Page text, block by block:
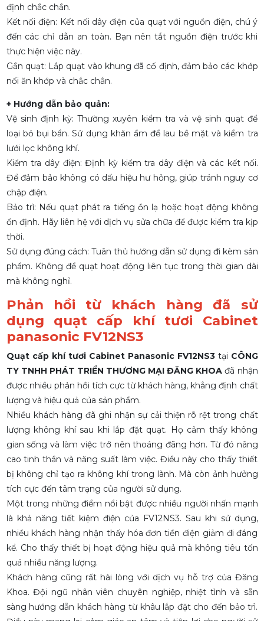
định chắc chắn.
Kết nối điện: Kết nối dây điện của quạt với nguồn điện, chú ý
đến các chỉ dẫn an toàn. Bạn nên tắt nguồn điện trước khi
thực hiện việc này.
Gắn quạt: Lắp quạt vào khung đã cố định, đảm bảo các khớp
nối ăn khớp và chắc chắn.
+ Hướng dẫn bảo quản:
Vệ sinh định kỳ: Thường xuyên kiểm tra và vệ sinh quạt để
loại bỏ bụi bẩn. Sử dụng khăn ẩm để lau bề mặt và kiểm tra
lưới lọc không khí.
Kiểm tra dây điện: Định kỳ kiểm tra dây điện và các kết nối.
Để đảm bảo không có dấu hiệu hư hỏng, giúp tránh nguy cơ
chập điện.
Bảo trì: Nếu quạt phát ra tiếng ồn lạ hoặc hoạt động không
ổn định. Hãy liên hệ với dịch vụ sửa chữa để được kiểm tra kịp
thời.
Sử dụng đúng cách: Tuân thủ hướng dẫn sử dụng đi kèm sản
phẩm. Không để quạt hoạt động liên tục trong thời gian dài
mà không nghỉ.
Phản hồi từ khách hàng đã sử
dụng
quạt cấp khí tươi Cabinet
panasonic FV12NS3
Quạt cấp khí tươi Cabinet Panasonic FV12NS3tại CÔNG
TY TNHH PHÁT TRIỂN THƯƠNG MẠI ĐĂNG KHOAđã nhận
được nhiều phản hồi tích cực từ khách hàng, khẳng định chất
lượng và hiệu quả của sản phẩm.
Nhiều khách hàng đã ghi nhận sự cải thiện rõ rệt trong chất
lượng không khí sau khi lắp đặt quạt. Họ cảm thấy không
gian sống và làm việc trở nên thoáng đãng hơn. Từ đó nâng
cao tinh thần và năng suất làm việc. Điều này cho thấy thiết
bị không chỉ tạo ra không khí trong lành. Mà còn ảnh hưởng
tích cực đến tâm trạng của người sử dụng.
Một trong những điểm nổi bật được nhiều người nhấn mạnh
là khả năng tiết kiệm điện của FV12NS3. Sau khi sử dụng,
nhiều khách hàng nhận thấy hóa đơn tiền điện giảm đi đáng
kể. Cho thấy thiết bị hoạt động hiệu quả mà không tiêu tốn
quá nhiều năng lượng.
Khách hàng cũng rất hài lòng với dịch vụ hỗ trợ của Đăng
Khoa. Đội ngũ nhân viên chuyên nghiệp, nhiệt tình và sẵn
sàng hướng dẫn khách hàng từ khâu lắp đặt cho đến bảo trì.